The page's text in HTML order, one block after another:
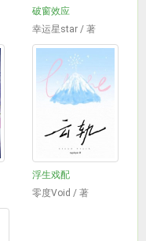
破窗效应
幸运星star / 著
浮生戏配
零度Void / 著